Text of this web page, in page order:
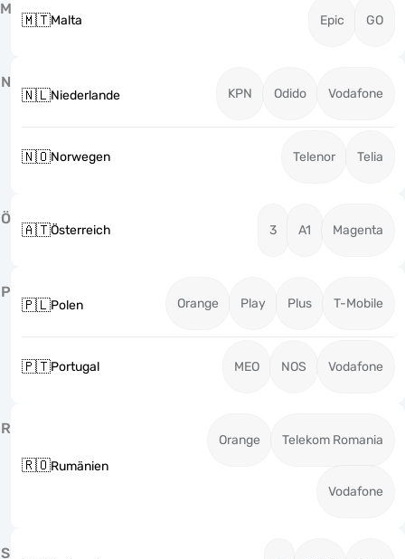
M
🇲🇹Malta Epic GO
N
🇳🇱Niederlande KPN Odido Vodafone
🇳🇴Norwegen Telenor Telia
Ö
🇦🇹Österreich 3 A1 Magenta
P
🇵🇱Polen Orange Play Plus T-Mobile
🇵🇹Portugal MEO NOS Vodafone
R
🇷🇴Rumänien
Orange Telekom Romania
Vodafone
S